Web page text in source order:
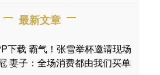
最新文章
下载 霸气！张雪举杯邀请现场
妻子：全场消费都由我们买单